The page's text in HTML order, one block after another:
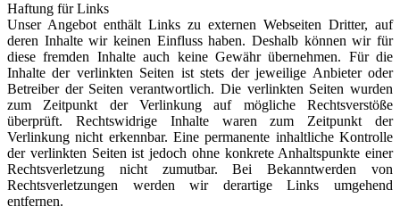
Haftung für Links
Unser Angebot enthält Links zu externen Webseiten Dritter, auf
deren Inhalte wir keinen Einfluss haben. Deshalb können wir für
diese fremden Inhalte auch keine Gewähr übernehmen. Für die
Inhalte der verlinkten Seiten ist stets der jeweilige Anbieter oder
Betreiber der Seiten verantwortlich. Die verlinkten Seiten wurden
zum Zeitpunkt der Verlinkung auf mögliche Rechtsverstöße
überprüft. Rechtswidrige Inhalte waren zum Zeitpunkt der
Verlinkung nicht erkennbar. Eine permanente inhaltliche Kontrolle
der verlinkten Seiten ist jedoch ohne konkrete Anhaltspunkte einer
Rechtsverletzung nicht zumutbar. Bei Bekanntwerden von
Rechtsverletzungen werden wir derartige Links umgehend
entfernen.